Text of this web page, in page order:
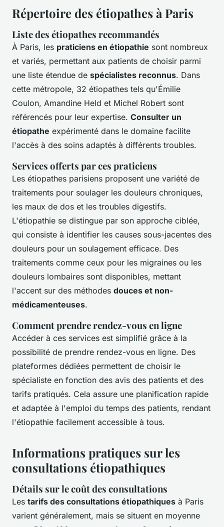
Répertoire des étiopathes à Paris
Liste des étiopathes recommandés
À Paris, les praticiens en étiopathie sont nombreux
et variés, permettant aux patients de choisir parmi
une liste étendue de spécialistes reconnus. Dans
cette métropole, 32 étiopathes tels qu'Émilie
Coulon, Amandine Held et Michel Robert sont
référencés pour leur expertise. Consulter un
étiopathe expérimenté dans le domaine facilite
l'accès à des soins adaptés à différents troubles.
Services offerts par ces praticiens
Les étiopathes parisiens proposent une variété de
traitements pour soulager les douleurs chroniques,
les maux de dos et les troubles digestifs.
L'étiopathie se distingue par son approche ciblée,
qui consiste à identifier les causes sous-jacentes des
douleurs pour un soulagement efficace. Des
traitements comme ceux pour les migraines ou les
douleurs lombaires sont disponibles, mettant
l'accent sur des méthodes douces et non-
médicamenteuses.
Comment prendre rendez-vous en ligne
Accéder à ces services est simplifié grâce à la
possibilité de prendre rendez-vous en ligne. Des
plateformes dédiées permettent de choisir le
spécialiste en fonction des avis des patients et des
tarifs pratiqués. Cela assure une planification rapide
et adaptée à l'emploi du temps des patients, rendant
l'étiopathie facilement accessible à tous.
Informations pratiques sur les
consultations étiopathiques
Détails sur le coût des consultations
Les tarifs des consultations étiopathiques à Paris
varient généralement, mais se situent en moyenne